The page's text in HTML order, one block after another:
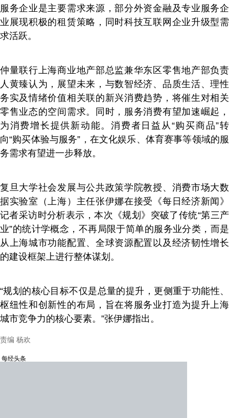
服务企业是主要需求来源，部分外资金融及专业服务企
业展现积极的租赁策略，同时科技互联网企业升级型需
求活跃。
仲量联行上海商业地产部总监兼华东区零售地产部负责
人黄臻认为，展望未来，与数智经济、品质生活、理性
务实及情绪价值相关联的新兴消费趋势，将催生对相关
零售业态的空间需求。同时，服务消费有望加速崛起，
为消费增长提供新动能。消费者日益从“购买商品”转
向“购买体验与服务”，在文化娱乐、体育赛事等领域的服
务需求有望进一步释放。
复旦大学社会发展与公共政策学院教授、消费市场大数
据实验室（上海）主任张伊娜在接受《每日经济新闻》
记者采访时分析表示，本次《规划》突破了传统“第三产
业”的统计学概念，不再局限于简单的服务业分类，而是
从上海城市功能配置、全球资源配置以及经济韧性增长
的建设框架上进行整体谋划。
“规划的核心目标不仅是总量的提升，更侧重于功能性、
枢纽性和创新性的布局，旨在将服务业打造为提升上海
城市竞争力的核心要素。”张伊娜指出。
责编 杨欢
每经头条